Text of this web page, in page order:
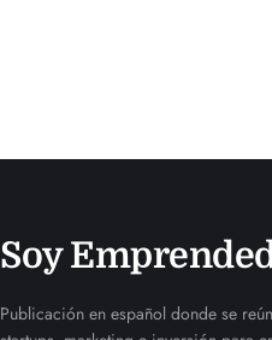
Soy
Publicación en español donde se